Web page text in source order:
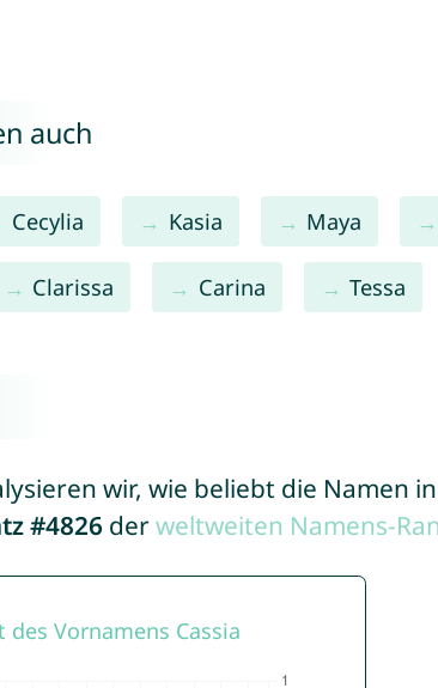
auch
Cecylia Kasia Maya
Clarissa Carina Tessa
wir, wie beliebt die Namen
#4826 derweltweiten Namens-